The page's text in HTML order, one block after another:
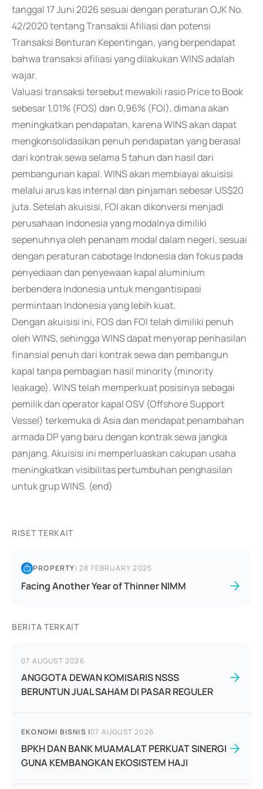
tanggal 17 Juni 2026 sesuai dengan peraturan OJK No.
42/2020 tentang Transaksi Afiliasi dan potensi
Transaksi Benturan Kepentingan, yang berpendapat
bahwa transaksi afiliasi yang dilakukan WINS adalah
wajar.
Valuasi transaksi tersebut mewakili rasio Price to Book
sebesar 1,01% (FOS) dan 0,96% (FOI), dimana akan
meningkatkan pendapatan, karena WINS akan dapat
mengkonsolidasikan penuh pendapatan yang berasal
dari kontrak sewa selama 5 tahun dan hasil dari
pembangunan kapal. WINS akan membiayai akuisisi
melalui arus kas internal dan pinjaman sebesar US$20
juta. Setelah akuisisi, FOI akan dikonversi menjadi
perusahaan Indonesia yang modalnya dimiliki
sepenuhnya oleh penanam modal dalam negeri, sesuai
dengan peraturan cabotage Indonesia dan fokus pada
penyediaan dan penyewaan kapal aluminium
berbendera Indonesia untuk mengantisipasi
permintaan Indonesia yang lebih kuat.
Dengan akuisisi ini, FOS dan FOI telah dimiliki penuh
oleh WINS, sehingga WINS dapat menyerap penhasilan
finansial penuh dari kontrak sewa dan pembangun
kapal tanpa pembagian hasil minority (minority
leakage). WINS telah memperkuat posisinya sebagai
pemilik dan operator kapal OSV (Offshore Support
Vessel) terkemuka di Asia dan mendapat penambahan
armada DP yang baru dengan kontrak sewa jangka
panjang. Akuisisi ini memperluaskan cakupan usaha
meningkatkan visibilitas pertumbuhan penghasilan
untuk grup WINS. (end)
RISET TERKAIT
PROPERTY|28 FEBRUARY 2025
Facing Another Year of Thinner NIMM
BERITA TERKAIT
07 AUGUST 2026
ANGGOTA DEWAN KOMISARIS NSSS
BERUNTUN JUAL SAHAM DI PASAR REGULER
EKONOMI BISNIS |07 AUGUST 2026
BPKH DAN BANK MUAMALAT PERKUAT SINERGI
GUNA KEMBANGKAN EKOSISTEM HAJI